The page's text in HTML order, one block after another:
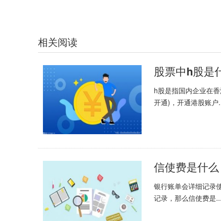
相关阅读
h股是指国内企业在
开通)，开通港股账户
银行账单会详细记录
记录，那么信使费是